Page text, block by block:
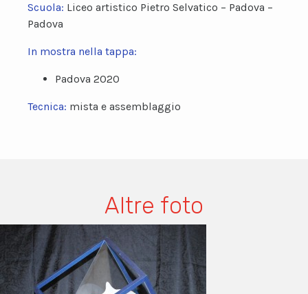
Scuola: Liceo artistico Pietro Selvatico – Padova –
Padova
In mostra nella tappa:
Padova 2020
Tecnica: mista e assemblaggio
Altre foto